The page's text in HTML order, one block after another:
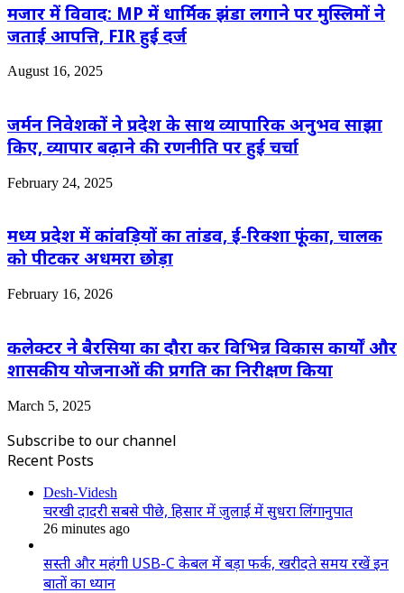
मजार में विवाद: MP में धार्मिक झंडा लगाने पर मुस्लिमों ने
जताई आपत्ति, FIR हुई दर्ज
August 16, 2025
जर्मन निवेशकों ने प्रदेश के साथ व्यापारिक अनुभव साझा
किए, व्यापार बढ़ाने की रणनीति पर हुई चर्चा
February 24, 2025
मध्य प्रदेश में कांवड़ियों का तांडव, ई-रिक्शा फूंका, चालक
को पीटकर अधमरा छोड़ा
February 16, 2026
कलेक्टर ने बैरसिया का दौरा कर विभिन्न विकास कार्यों और
शासकीय योजनाओं की प्रगति का निरीक्षण किया
March 5, 2025
Subscribe to our channel
Recent Posts
Desh-Videsh
चरखी दादरी सबसे पीछे, हिसार में जुलाई में सुधरा लिंगानुपात
26 minutes ago
सस्ती और महंगी USB-C केबल में बड़ा फर्क, खरीदते समय रखें इन
बातों का ध्यान